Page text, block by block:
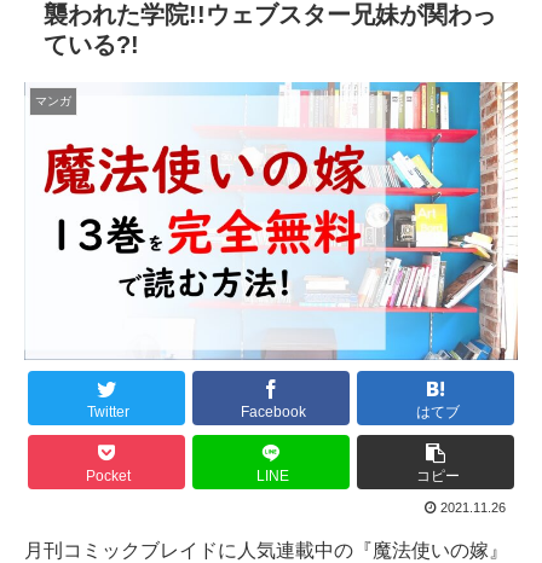
襲われた学院!!ウェブスター兄妹が関わっ
ている?!
マンガ
Twitter Facebook はてブ
Pocket LINE コピー
2021.11.26
月刊コミックブレイドに人気連載中の『魔法使いの嫁』